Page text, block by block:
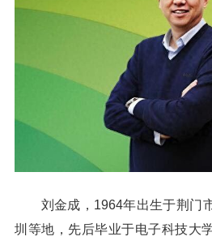
刘金成，1964年出生于荆门
圳等地，先后毕业于电子科技大